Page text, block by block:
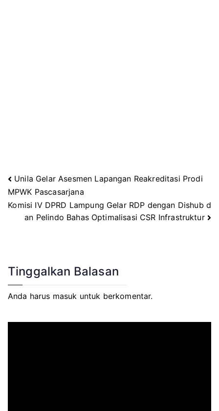
Navigasi
pos
Unila Gelar Asesmen Lapangan Reakreditasi Prodi
MPWK Pascasarjana
Komisi IV DPRD Lampung Gelar RDP dengan Dishub d
an Pelindo Bahas Optimalisasi CSR Infrastruktur
Tinggalkan Balasan
Anda harus masuk untuk berkomentar.
P